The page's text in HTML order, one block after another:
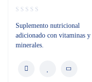
Suplemento nutricional
adicionado con vitaminas y
minerales.